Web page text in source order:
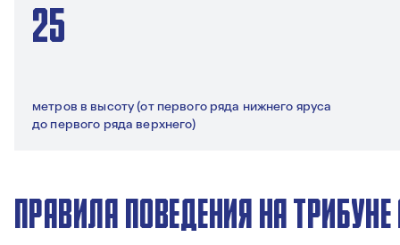
25
метров в высоту (от первого ряда нижнего яруса
до первого ряда верхнего)
ПРАВИЛА ПОВЕДЕНИЯ НА ТРИБУНЕ